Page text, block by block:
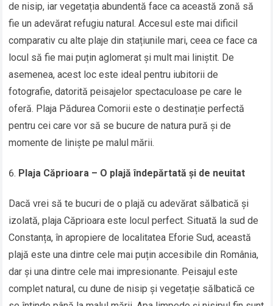
de nisip, iar vegetația abundentă face ca această zonă să
fie un adevărat refugiu natural. Accesul este mai dificil
comparativ cu alte plaje din stațiunile mari, ceea ce face ca
locul să fie mai puțin aglomerat și mult mai liniștit. De
asemenea, acest loc este ideal pentru iubitorii de
fotografie, datorită peisajelor spectaculoase pe care le
oferă. Plaja Pădurea Comorii este o destinație perfectă
pentru cei care vor să se bucure de natura pură și de
momente de liniște pe malul mării.
Plaja Căprioara – O plajă îndepărtată și de neuitat
Dacă vrei să te bucuri de o plajă cu adevărat sălbatică și
izolată, plaja Căprioara este locul perfect. Situată la sud de
Constanța, în apropiere de localitatea Eforie Sud, această
plajă este una dintre cele mai puțin accesibile din România,
dar și una dintre cele mai impresionante. Peisajul este
complet natural, cu dune de nisip și vegetație sălbatică ce